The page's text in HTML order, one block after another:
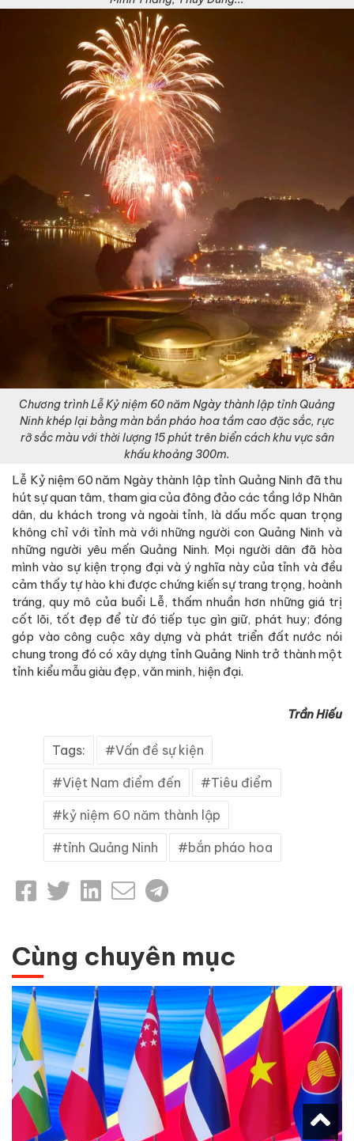
Chương trình Lễ Kỷ niệm 60 năm Ngày thành lập tỉnh Quảng
Ninh khép lại bằng màn bắn pháo hoa tầm cao đặc sắc, rực
rỡ sắc màu với thời lượng 15 phút trên biển cách khu vực sân
khấu khoảng 300m.
Lễ Kỷ niệm 60 năm Ngày thành lập tỉnh Quảng Ninh đã thu
hút sự quan tâm, tham gia của đông đảo các tầng lớp Nhân
dân, du khách trong và ngoài tỉnh, là dấu mốc quan trọng
không chỉ với tỉnh mà với những người con Quảng Ninh và
những người yêu mến Quảng Ninh. Mọi người dân đã hòa
mình vào sự kiện trọng đại và ý nghĩa này của tỉnh và đều
cảm thấy tự hào khi được chứng kiến sự trang trọng, hoành
tráng, quy mô của buổi Lễ, thấm nhuần hơn những giá trị
cốt lõi, tốt đẹp để từ đó tiếp tục gìn giữ, phát huy; đóng
góp vào công cuộc xây dựng và phát triển đất nước nói
chung trong đó có xây dựng tỉnh Quảng Ninh trở thành một
tỉnh kiểu mẫu giàu đẹp, văn minh, hiện đại.
Trần Hiếu
Tags: Vấn đề sự kiện
Việt Nam điểm đến Tiêu điểm
kỷ niệm 60 năm thành lập
tỉnh Quảng Ninh bắn pháo hoa
Cùng chuyên mục